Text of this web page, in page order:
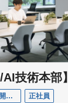
技術本部】
【PKSHA Technology】事業開発（AISaaS/AI技術本部） 正社員